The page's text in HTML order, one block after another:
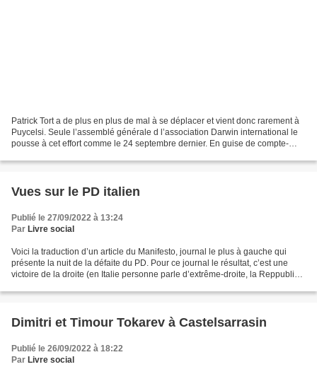
Patrick Tort a de plus en plus de mal à se déplacer et vient donc rarement à
Puycelsi. Seule l’assemblé générale d l’association Darwin international le
pousse à cet effort comme le 24 septembre dernier. En guise de compte-
Vues sur le PD italien
Publié le 27/09/2022 à 13:24
Par Livre social
Voici la traduction d’un article du Manifesto, journal le plus à gauche qui
présente la nuit de la défaite du PD. Pour ce journal le résultat, c’est une
victoire de la droite (en Italie personne parle d’extrême-droite, la Reppublica
Dimitri et Timour Tokarev à Castelsarrasin
Publié le 26/09/2022 à 18:22
Par Livre social